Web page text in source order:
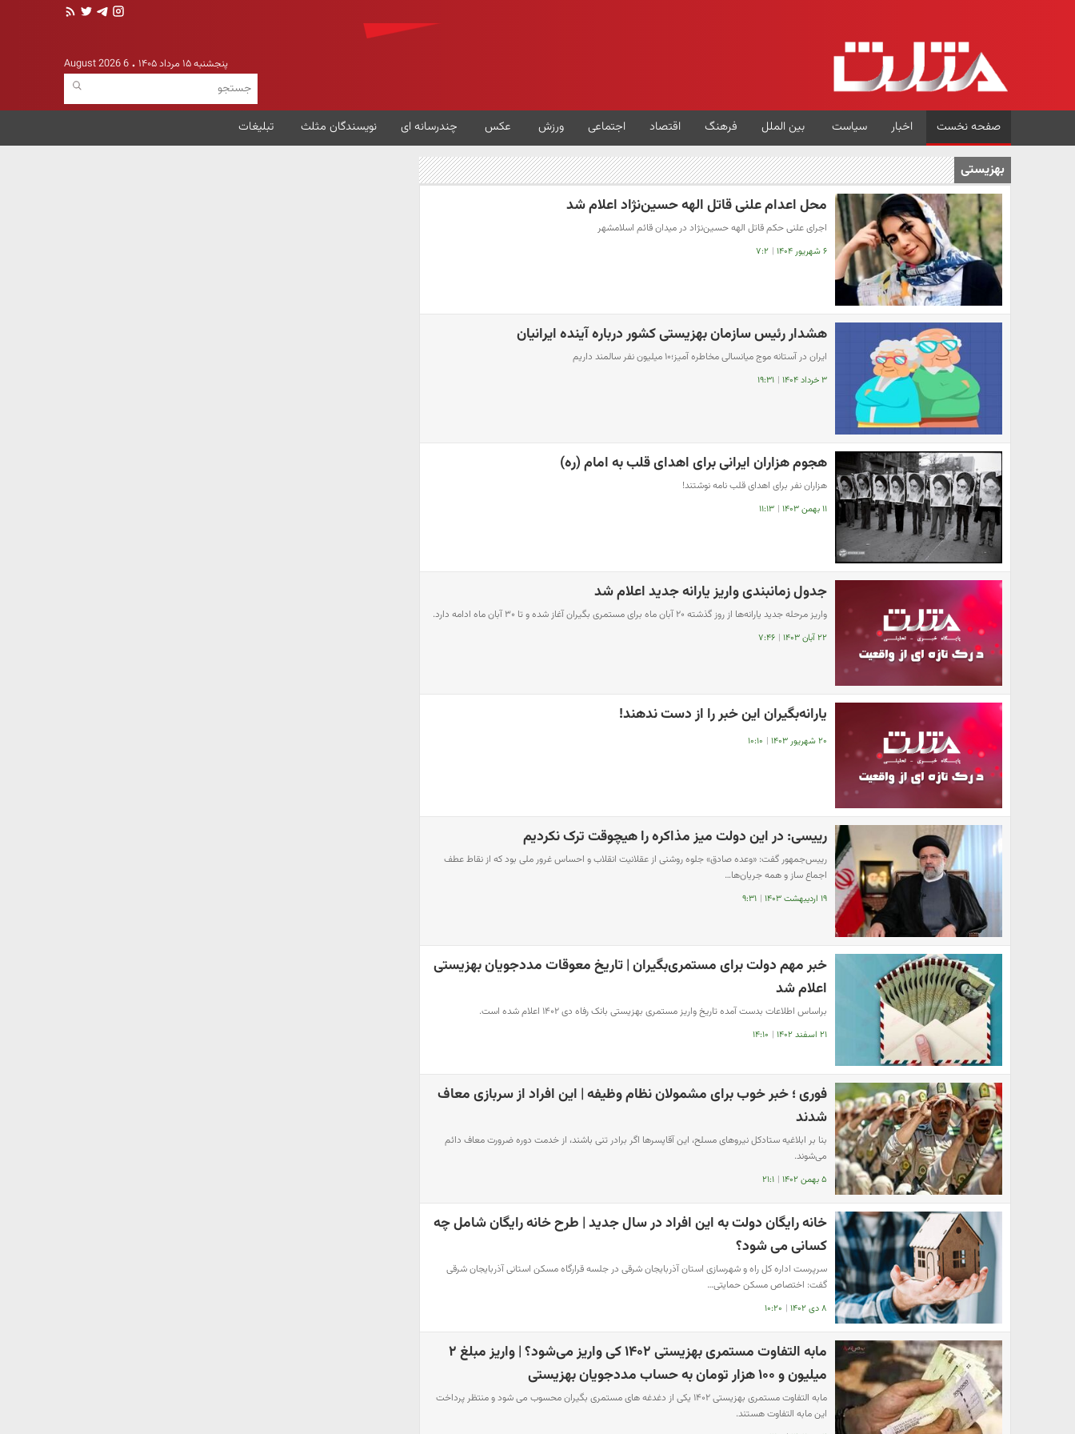
پنجشنبه ۱۵ مرداد ۱۴۰۵ 6 August 2026
صفحه نخست اخبار سیاست بین الملل فرهنگ اقتصاد اجتماعی ورزش عکس چندرسانه ای نویسندگان مثلث تبلیغات
بهزیستی
محل اعدام علنی قاتل الهه حسین‌نژاد اعلام شد
اجرای علنی حکم قاتل الهه حسین‌نژاد در میدان قائم اسلامشهر
۶ شهریور ۱۴۰۴ | ۷:۲
هشدار رئیس سازمان بهزیستی کشور درباره آینده ایرانیان
ایران در آستانه موج میانسالی مخاطره آمیز؛۱۰ میلیون نفر سالمند داریم
۳ خرداد ۱۴۰۴ | ۱۹:۳۱
هجوم هزاران ایرانی برای اهدای قلب به امام (ره)
هزاران نفر برای اهدای قلب نامه نوشتند!
۱۱ بهمن ۱۴۰۳ | ۱۱:۱۳
جدول زمانبندی واریز یارانه جدید اعلام شد
واریز مرحله جدید یارانه‌ها از روز گذشته ۲۰ آبان ماه برای مستمری بگیران آغاز شده و تا ۳۰ آبان ماه ادامه دارد.
۲۲ آبان ۱۴۰۳ | ۷:۴۶
یارانه‌بگیران این خبر را از دست ندهند!
۲۰ شهریور ۱۴۰۳ | ۱۰:۱۰
رییسی: در این دولت میز مذاکره را هیچوقت ترک نکردیم
رییس‌جمهور گفت: «وعده صادق» جلوه روشنی از عقلانیت انقلاب و احساس غرور ملی بود که از نقاط عطف
اجماع ساز و همه جریان‌ها…
۱۹ اردیبهشت ۱۴۰۳ | ۹:۳۱
خبر مهم دولت برای مستمری‌بگیران | تاریخ معوقات مددجویان بهزیستی
اعلام شد
براساس اطلاعات بدست آمده تاریخ واریز مستمری بهزیستی بانک رفاه دی ۱۴۰۲ اعلام شده است.
۲۱ اسفند ۱۴۰۲ | ۱۴:۱۰
فوری ؛ خبر خوب برای مشمولان نظام وظیفه | این افراد از سربازی معاف
شدند
بنا بر ابلاغیه ستادکل نیروهای مسلح، این آقاپسرها اگر برادر تنی باشند، از خدمت دوره ضرورت معاف دائم
می‌شوند.
۵ بهمن ۱۴۰۲ | ۲۱:۱
خانه رایگان دولت به این افراد در سال جدید | طرح خانه رایگان شامل چه
کسانی می شود؟
سرپرست اداره کل راه و شهرسازی استان آذربایجان شرقی در جلسه قرارگاه مسکن استانی آذربایجان شرقی
گفت: اختصاص مسکن حمایتی…
۸ دی ۱۴۰۲ | ۱۰:۲۰
مابه التفاوت مستمری بهزیستی ۱۴۰۲ کی واریز می‌شود؟ | واریز مبلغ ۲
میلیون و ۱۰۰ هزار تومان به حساب مددجویان بهزیستی
مابه التفاوت مستمری بهزیستی ۱۴۰۲ یکی از دغدغه های مستمری بگیران محسوب می شود و منتظر پرداخت
این مابه التفاوت هستند.